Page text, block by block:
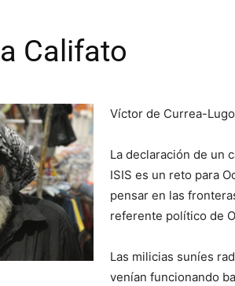
Califato
Víctor de Currea-
La declaración de un
ISIS es un reto para
pensar en las
referente político de
Las milicias suníes
venían funcionando